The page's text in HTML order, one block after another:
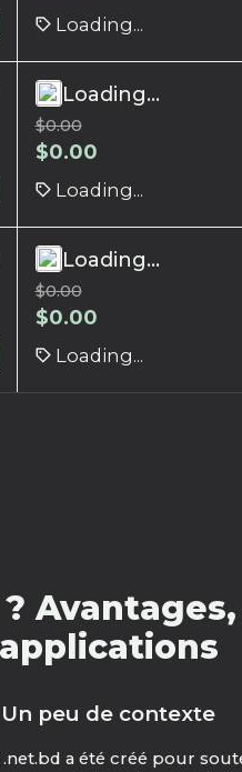
Loading...
Loading...
$0.00
$0.00
Loading...
Loading...
$0.00
$0.00
Loading...
applications
Un peu de contexte
.net.bd a été créé pour